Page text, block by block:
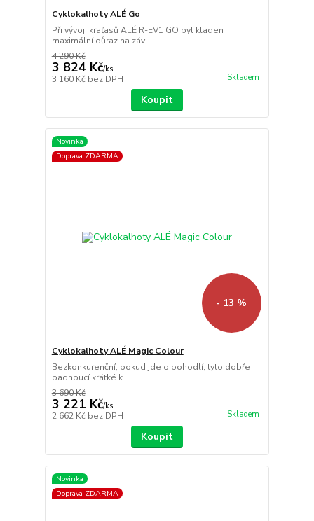
Cyklokalhoty ALÉ Go
Při vývoji kraťasů ALÉ R-EV1 GO byl kladen
maximální důraz na záv...
4 290 Kč
3 824 Kč/ks
3 160 Kč bez DPH Skladem
Koupit
Novinka
Doprava ZDARMA
- 13 %
Cyklokalhoty ALÉ Magic Colour
Bezkonkurenční, pokud jde o pohodlí, tyto dobře
padnoucí krátké k...
3 690 Kč
3 221 Kč/ks
2 662 Kč bez DPH Skladem
Koupit
Novinka
Doprava ZDARMA